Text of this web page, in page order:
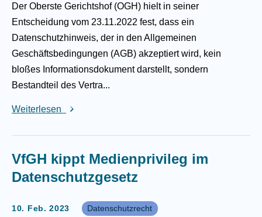
Der Oberste Gerichtshof (OGH) hielt in seiner
Entscheidung vom 23.11.2022 fest, dass ein
Datenschutzhinweis, der in den Allgemeinen
Geschäftsbedingungen (AGB) akzeptiert wird, kein
bloßes Informationsdokument darstellt, sondern
Bestandteil des Vertra...
Weiterlesen
VfGH kippt Medienprivileg im
Datenschutzgesetz
10. Feb. 2023 Datenschutzrecht